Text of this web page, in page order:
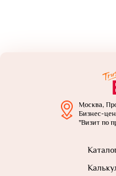
Москва,
Бизнес-
"Визит по